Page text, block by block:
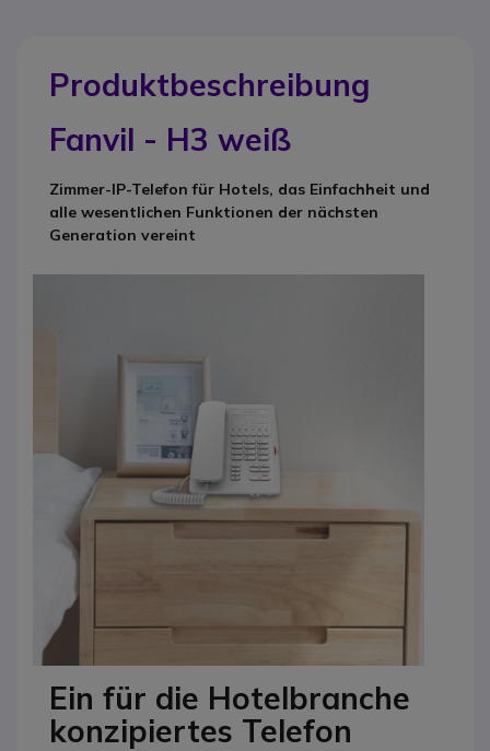
Produktbeschreibung
Fanvil - H3 weiß
Zimmer-IP-Telefon für Hotels, das Einfachheit und
alle wesentlichen Funktionen der nächsten
Generation vereint
Ein für die Hotelbranche
konzipiertes Telefon